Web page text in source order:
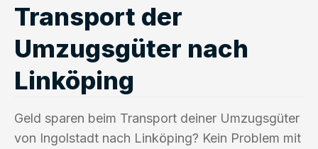
Transport der
Umzugsgüter nach
Linköping
Geld sparen beim Transport deiner Umzugsgüter
von Ingolstadt nach Linköping? Kein Problem mit